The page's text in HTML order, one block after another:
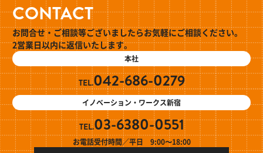
CONTACT
お問合せ・ご相談等ございましたらお気軽にご相談ください。
2営業日以内に返信いたします。
本社
TEL.042-686-0279
イノベーション・ワークス新宿
TEL.03-6380-0551
お電話受付時間／平日 9:00〜18:00